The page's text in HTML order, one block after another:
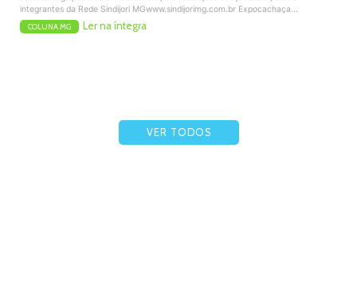
integrantes da Rede Sindijori MGwww.sindijorimg.com.br Expocachaça...
COLUNA MG Ler na íntegra
VER TODOS